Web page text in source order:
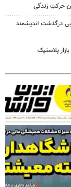
حرکتِ زندگی
درگذشت اندیشمند
پلاستیک